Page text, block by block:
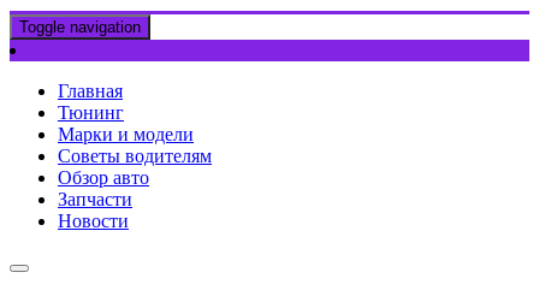
Toggle navigation
Главная
Тюнинг
Марки и модели
Советы водителям
Обзор авто
Запчасти
Новости